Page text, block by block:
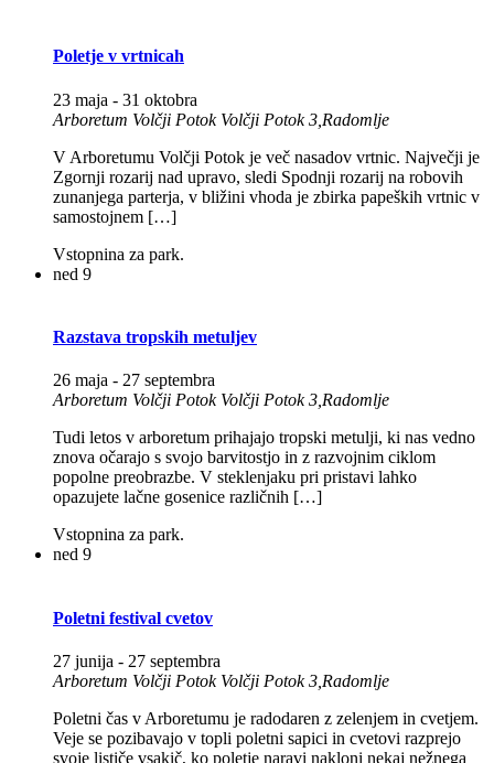
Poletje v vrtnicah
23 maja - 31 oktobra
Arboretum Volčji Potok Volčji Potok 3,Radomlje
V Arboretumu Volčji Potok je več nasadov vrtnic. Največji je
Zgornji rozarij nad upravo, sledi Spodnji rozarij na robovih
zunanjega parterja, v bližini vhoda je zbirka papeških vrtnic v
samostojnem […]
Vstopnina za park.
ned 9
Razstava tropskih metuljev
26 maja - 27 septembra
Arboretum Volčji Potok Volčji Potok 3,Radomlje
Tudi letos v arboretum prihajajo tropski metulji, ki nas vedno
znova očarajo s svojo barvitostjo in z razvojnim ciklom
popolne preobrazbe. V steklenjaku pri pristavi lahko
opazujete lačne gosenice različnih […]
Vstopnina za park.
ned 9
Poletni festival cvetov
27 junija - 27 septembra
Arboretum Volčji Potok Volčji Potok 3,Radomlje
Poletni čas v Arboretumu je radodaren z zelenjem in cvetjem.
Veje se pozibavajo v topli poletni sapici in cvetovi razprejo
svoje lističe vsakič, ko poletje naravi nakloni nekaj nežnega